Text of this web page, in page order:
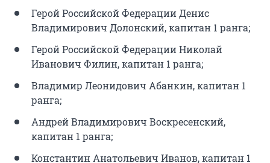
Герой Российской Федерации Денис
Владимирович Долонский, капитан 1 ранга;
Герой Российской Федерации Николай
Иванович Филин, капитан 1 ранга;
Владимир Леонидович Абанкин, капитан 1
ранга;
Андрей Владимирович Воскресенский,
капитан 1 ранга;
Константин Анатольевич Иванов, капитан 1